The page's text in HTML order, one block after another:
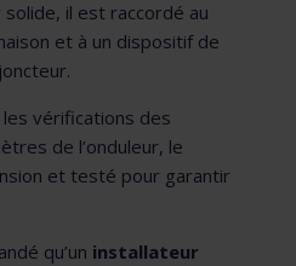
il est raccordé au
et à un dispositif de
vérifications des
de l’onduleur, le
et testé pour garantir
qu’un installateur